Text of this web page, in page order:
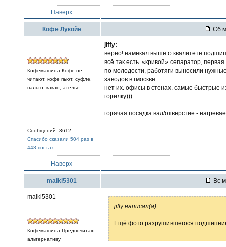
Наверх
Кофе Лукойе Сб
Кофемашина:Кофе не
читают, кофе пьют. суфле,
пальто, какао, ателье.
Сообщений: 3612
Спасибо сказали 504 раз в
448 постах
jiffy:
верно! намекал выше о квалитете
всё так есть. «кривой» сепаратор,
по молодости, работяги выносили
заводов в гмоскве.
нет их. офисы в стенах. самые быстрые
горилку)))
горячая посадка вал/отверстие -
Наверх
maikl5301 Вс
maikl5301
Кофемашина:Предпочитаю
альтернативу
jiffy написал(а)
Ещё фото разрушившегося